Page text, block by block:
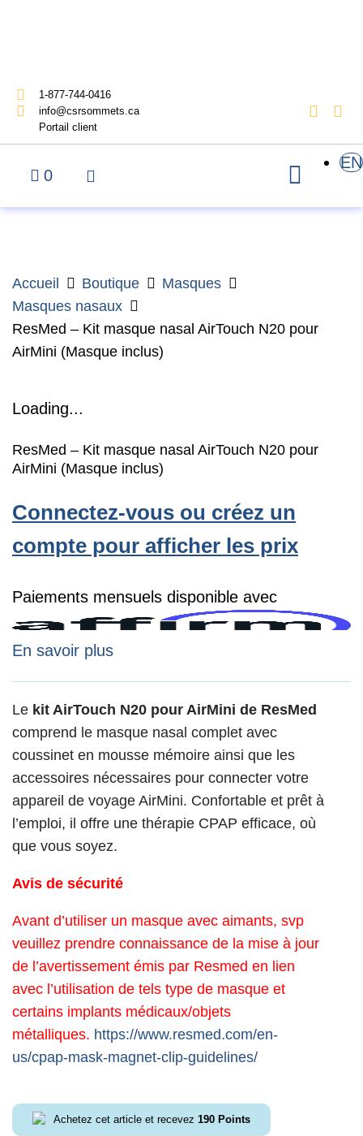
1-877-744-0416
info@csrsommets.ca
Portail client
EN
0
Accueil Boutique
Masques
Masques nasaux
ResMed – Kit masque nasal AirTouch N20 pour
AirMini (Masque inclus)
Loading...
ResMed – Kit masque nasal AirTouch N20 pour
AirMini (Masque inclus)
Connectez-vous ou créez un
compte pour afficher les prix
Paiements mensuels disponible avec
En savoir plus
Le kit AirTouch N20 pour AirMini de ResMed
comprend le masque nasal complet avec
coussinet en mousse mémoire ainsi que les
accessoires nécessaires pour connecter votre
appareil de voyage AirMini. Confortable et prêt à
l’emploi, il offre une thérapie CPAP efficace, où
que vous soyez.
Avis de sécurité
Avant d’utiliser un masque avec aimants, svp
veuillez prendre connaissance de la mise à jour
de l’avertissement émis par Resmed en lien
avec l’utilisation de tels type de masque et
certains implants médicaux/objets
métalliques. https://www.resmed.com/en-
us/cpap-mask-magnet-clip-guidelines/
Achetez cet article et recevez 190 Points